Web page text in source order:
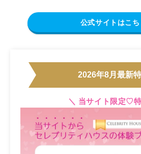
公式サイトはこち
2026年8月最新
＼ 当サイト限定♡